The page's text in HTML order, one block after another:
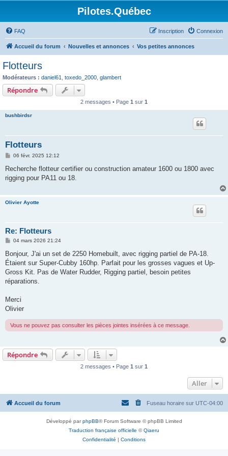
Pilotes.Québec
FAQ Connexion
Inscription
Accueil du forum Nouvelles et annonces Vos petites annonces
Flotteurs
Modérateurs : daniel61 toxedo_2000 glambert
Répondre
2 messages • Page 1 sur 1
bushbirdsr
Flotteurs
M
s
a
06 févr. 2025 12:12
Recherche flotteur certifier ou construction amateur 1600 ou 1800 avec
rigging pour PA11 ou 18.
Olivier Ayotte
Re: Flotteurs
M
s
a
g
04 mars 2026 21:24
Bonjour, J'ai un set de 2250 Homebuilt, avec rigging partiel de PA-18.
Étaient sur Super-Cubby 160hp. Parfait pour les grosses vagues et Up-
Gross Kit. Pas de Water Rudder, Rigging partiel, besoin petites
réparations.
Merci
Olivier
Vous ne pouvez pas consulter les pièces jointes insérées à ce message.
Répondre
2 messages • Page 1 sur 1
Aller
Accueil du forum Fuseau horaire sur UTC-04:00
Développé parphpBB® Forum Software © phpBB Limited
Traduction française officielle ©Qiaeru
Confidentialité | Conditions